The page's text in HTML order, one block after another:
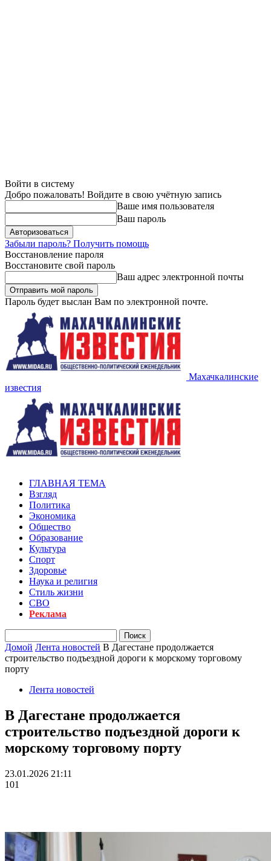
Войти в систему
Добро пожаловать! Войдите в свою учётную запись
Ваше имя пользователя
Ваш пароль
Забыли пароль? Получить помощь
Восстановление пароля
Восстановите свой пароль
Ваш адрес электронной почты
Пароль будет выслан Вам по электронной почте.
Махачкалинские
известия
ГЛАВНАЯ ТЕМА
Взгляд
Политика
Экономика
Общество
Образование
Культура
Спорт
Здоровье
Наука и религия
Стиль жизни
СВО
Реклама
Домой Лента новостей В Дагестане продолжается
строительство подъездной дороги к морскому торговому
порту
Лента новостей
В Дагестане продолжается
строительство подъездной дороги к
морскому торговому порту
23.01.2026 21:11
101